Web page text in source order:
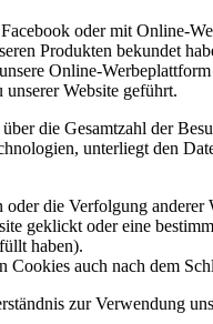
oder mit Online-
Produkten bekundet
Online-
Website geführt.
die Gesamtzahl der
unterliegt den
die Verfolgung
geklickt oder eine
haben).
auch nach dem
zur Verwendung